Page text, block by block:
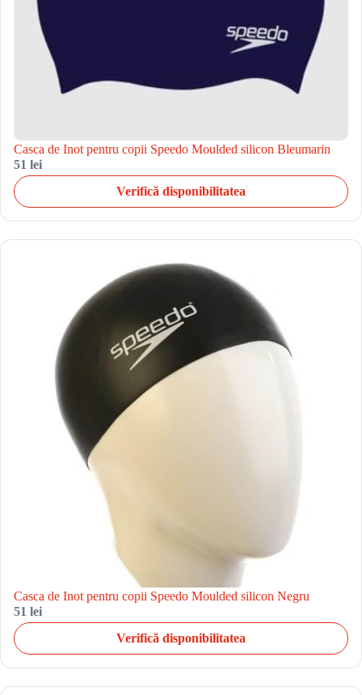
Casca de Inot pentru copii Speedo Moulded silicon Bleumarin
51 lei
Verifică disponibilitatea
Casca de Inot pentru copii Speedo Moulded silicon Negru
51 lei
Verifică disponibilitatea